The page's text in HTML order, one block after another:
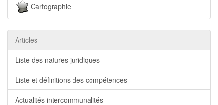
Cartographie
Articles
Liste des natures juridiques
Liste et définitions des compétences
Actualités intercommunalités